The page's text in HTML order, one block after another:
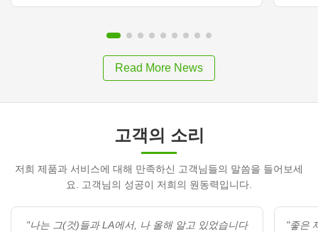
Read More News
고객의 소리
저희 제품과 서비스에 대해 만족하신 고객님들의 말씀을 들어보세
요. 고객님의 성공이 저희의 원동력입니다.
"나는 그(것)들과 LA에서, 나 올해 알고 있었습니다
"좋은